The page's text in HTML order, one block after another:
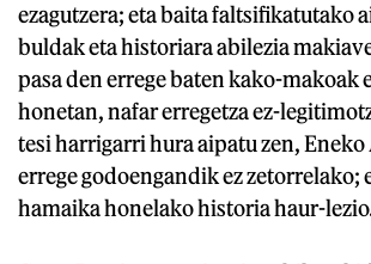
ezagutzera; eta baita faltsifikatutako
buldak eta historiara abilezia
pasa den errege baten kako-makoak
honetan, nafar erregetza ez-
tesi harrigarri hura aipatu zen,
errege godoengandik ez zetorrelako;
hamaika honelako historia haur-